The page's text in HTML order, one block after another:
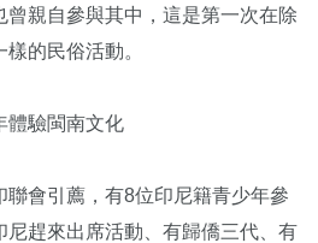
親自參與其中，這是第一次在除
的民俗活動。
體驗閩南文化
會引薦，有8位印尼籍青少年參
尼趕來出席活動、有歸僑三代、有